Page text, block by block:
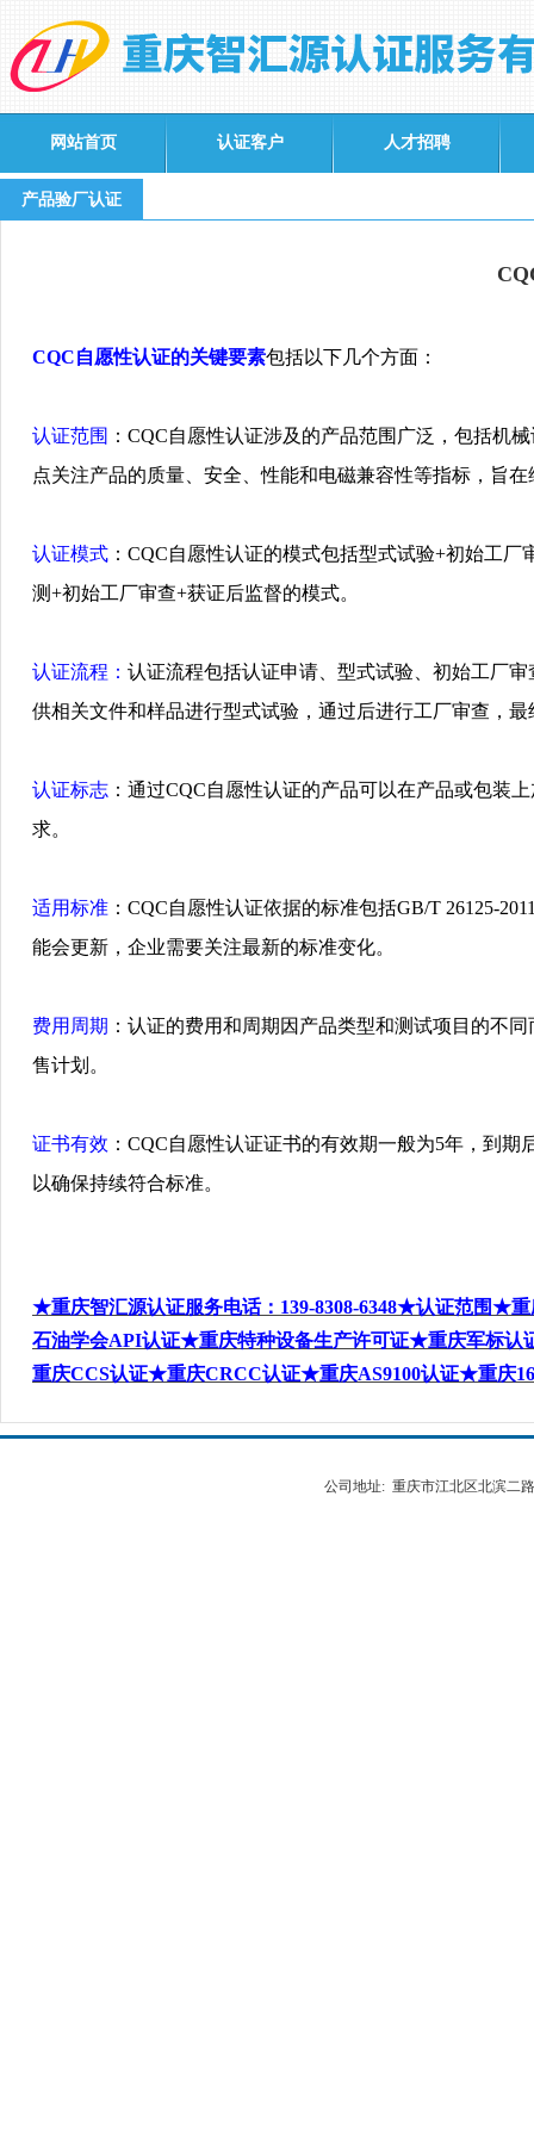
网站首页 认证客户 人才招聘
产品验厂认证
CQC自愿性认证的关键要素包括以下几个方面 ：
认证范围 ： CQC自愿性认证涉及的产品范围 广泛，包括机械
点关注产品的质量、安全、性能和电磁兼容性等指标 ，旨在
认证模式 ： CQC自愿性认证的模式包括型式试验+初始工厂
测+初始工厂审查+获证后监督的模式。
认证流程 ： 认证流程包括认证申请 、型式试验 、初始工厂审
供相关文件和样品进行型式试验 ，通过后进行工厂审查 ，最
认证标志 ：通过CQC自愿性认证的产品可以在产品或包装
求。
适用标准 ： CQC自愿性认证依据的标准包括GB/T 26125-
能会更新，企业需要关注最新的标准变化。
费用周期 ： 认证的费用和周期因 产品类型和测试项 目的不
售计划 。
证书有效 ： CQC自愿性认证证书的有效期一般为5年，到期
以确保持续符合标准。
★重庆智汇源认证服务电话： 139-8308-6348★认证范围★重
石油学会API认证★重庆特种设备生产许可证★重庆军标认
重庆CCS认证★重庆CRCC认证★重庆AS9100认证★重庆
公司地址: 重庆市江北区北滨二